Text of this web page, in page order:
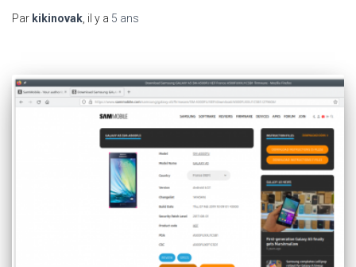
Par kikinovak , il y a 5 ans